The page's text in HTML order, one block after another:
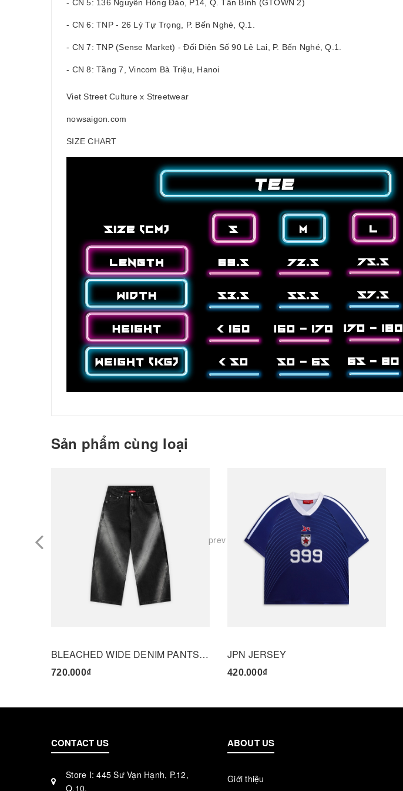
- CN 5: 136 Nguyễn Hồng Đào, P14, Q. Tân Bình (GTOWN 2)
- CN 6: TNP - 26 Lý Tự Trọng, P. Bến Nghé, Q.1.
- CN 7: TNP (Sense Market) - Đối Diện Số 90 Lê Lai, P. Bến Nghé, Q.1.
- CN 8: Tầng 7, Vincom Bà Triệu, Hanoi
Viet Street Culture x Streetwear
nowsaigon.com
SIZE CHART
Sản phẩm cùng loại
BLEACHED WIDE DENIM PANTS - BLACK
720.000₫
JPN JERSEY
420.000₫
prev
CONTACT US
Store I: 445 Sư Vạn Hạnh, P.12,
Q.10.
ABOUT US
Giới thiệu